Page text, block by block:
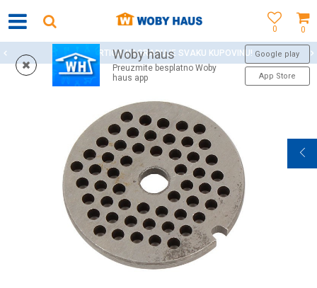
0
0
Woby haus
Preuzmite besplatno Woby
haus app
Google play
App Store
WOBY KARTICA NAGRAĐUJE SVAKU KUPOVINU!